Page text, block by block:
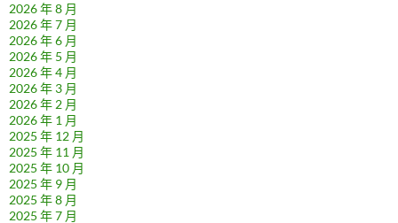
2026 年 8 月
2026 年 7 月
2026 年 6 月
2026 年 5 月
2026 年 4 月
2026 年 3 月
2026 年 2 月
2026 年 1 月
2025 年 12 月
2025 年 11 月
2025 年 10 月
2025 年 9 月
2025 年 8 月
2025 年 7 月